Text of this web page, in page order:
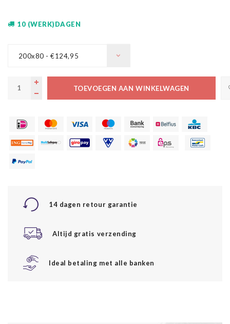
10 (WERK)DAGEN
200x80 - €124,95
TOEVOEGEN AAN WINKELWAGEN
14 dagen retour garantie
Altijd gratis verzending
Ideal betaling met alle banken